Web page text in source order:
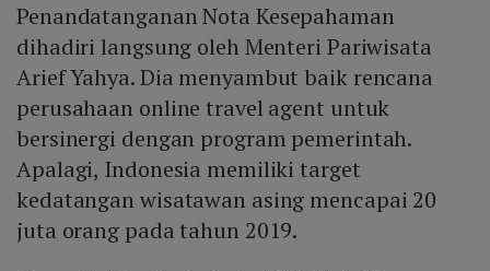
Penandatanganan Nota Kesepahaman
dihadiri langsung oleh Menteri Pariwisata
Arief Yahya. Dia menyambut baik rencana
perusahaan online travel agent untuk
bersinergi dengan program pemerintah.
Apalagi, Indonesia memiliki target
kedatangan wisatawan asing mencapai 20
juta orang pada tahun 2019.